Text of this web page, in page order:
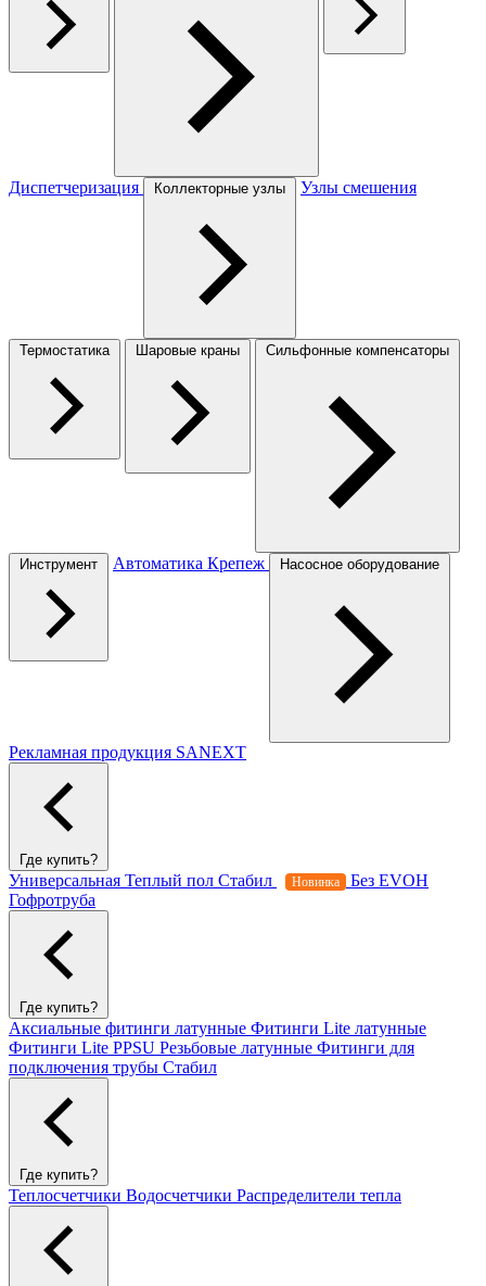
Диспетчеризация Коллекторные узлы Узлы смешения
Термостатика Шаровые краны Сильфонные компенсаторы
Инструмент Автоматика Крепеж Насосное оборудование
Рекламная продукция SANEXT
Где купить?
Универсальная Теплый пол Стабил Новинка
Без EVOH
Гофротруба
Где купить?
Аксиальные фитинги латунные Фитинги Lite латунные
Фитинги Lite PPSU Резьбовые латунные Фитинги для
подключения трубы Стабил
Где купить?
Теплосчетчики Водосчетчики Распределители тепла